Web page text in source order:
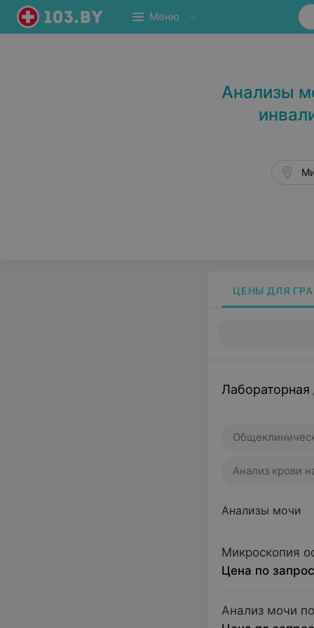
Меню
Стоматология в Минске
Анализы
ЦЕНЫ ДЛЯ
Лабораторная
Анализ крови
Анализы мочи
Микроскопия
Цена по
Анализ мочи